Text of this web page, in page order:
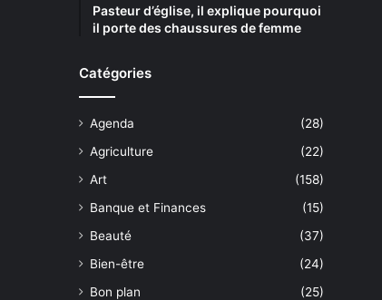
Pasteur d’église, il explique pourquoi
il porte des chaussures de femme
Catégories
Agenda
(28)
Agriculture
(22)
Art
(158)
Banque et Finances
(15)
Beauté
(37)
Bien-être
(24)
Bon plan
(25)